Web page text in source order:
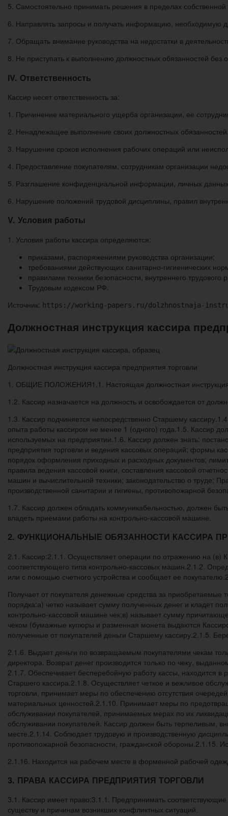
5. Самостоятельно принимать решения в пределах
6. Направлять запросы и получать информацию, необходимую
7. Обращать внимание руководства на недостатки в
8. Не приступать к выполнению должностных обязанностей
ІV. Ответственность
Кассир несет ответственность за:
1. Причинение материального ущерба организации, ее
2. Ненадлежащее выполнение своих должностных
3. Нарушение сроков исполнения рабочих операций или
4. Предоставление покупателям, сотрудникам организации
5. Разглашение конфиденциальной информации, личных
6. Нарушение положений трудовой дисциплины, правил
V. Условия работы
1. Условия работы кассира определяются:
приказами, распоряжениями руководства организации;
требованиями действующих санитарно-гигиенических
правилами техники безопасности, внутреннего трудового
Трудовым кодексом РФ.
Источник: https://working-papers.ru/dolzhnostnaja-
Должностная инструкция кассира
Должностная инструкция кассира предприятия торговли
1. ОБЩИЕ ПОЛОЖЕНИЯ1.1. Настоящая должностная инструкция
1.2. Кассир назначается на должность и освобождается от
1.3. Кассир подчиняется непосредственно Старшему
опыта работы кассиром не менее 1 (одного) года.1.5. Кассир
используемых на предприятии.1.6. Кассир должен знать:
предприятия торговли и ведения кассовых операций; формы
порядок оформления приходных и расходных документов;
правила ведения кассовой книги, составления кассовой
машин и вычислительной техники; законодательство о труде;
производственной санитарии и гигиены, противопожарной
1.7. Кассир должен обладать коммуникабельностью, должен
владеть приемами работы на контрольно-кассовой машине.
2. ФУНКЦИОНАЛЬНЫЕ ОБЯЗАННОСТИ КАССИРА
2.1. Кассир:2.1.1. Осуществляет операции по отражению на (в)
соответствующего типа контрольно-кассовых машин.2.1.2.
или с помощью счетного устройства и сообщает ее
Получает от покупателя денежные средства за
порядка:а) четко называет сумму полученных денег и кладет
контрольно-кассовой машине чек;в) называет сумму
чеком (бумажные купюры и разменная монета выдаются
полученные от покупателей деньги Старшему кассиру.2.1.5.
2.1.6. Выдает деньги по возвращаемым покупателями чекам
директора. Возврат денег производится только по чеку,
2.1.7. Обеспечивает бесперебойную работу кассы, находится
Старшего кассира.2.1.8. Осуществляет четкое и вежливое
торговли, принимает меры по обеспечению отсутствия
материальных ценностей.2.1.10. Принимает меры по
обслуживании покупателей, принимаемых мерах по их
обслуживании покупателей. Кассир должен быть терпеливым,
месте.2.1.14. Соблюдает трудовую и производственную
противопожарной безопасности, гражданской обороны.2.1.15.
2.1.16. Находится на рабочем месте в форменной рабочей
3. ПРАВА КАССИРА ПРЕДПРИЯТИЯ ТОРГОВЛИ
3.1. Кассир имеет право:3.1.1. Предпринимать
существу и причинам возникших конфликтных ситуаций.